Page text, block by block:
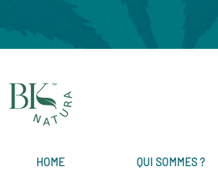
HOME QUI SOMMES ?